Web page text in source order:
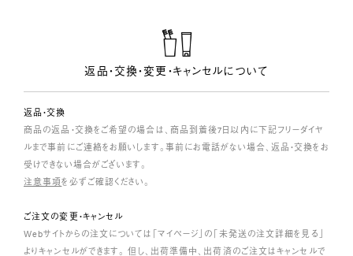
返品・交換・変更・キャンセルについて
返品・交換
商品の返品・交換をご希望の場合は、商品到着後7日以内に下記フリーダイヤ
ルまで事前にご連絡をお願いします。事前にお電話がない場合、返品・交換をお
受けできない場合がございます。
注意事項を必ずご確認ください。
ご注文の変更・キャンセル
Webサイトからの注文については「マイページ」の「未発送の注文詳細を見る」
よりキャンセルができます。 但し、出荷準備中、出荷済のご注文はキャンセルで